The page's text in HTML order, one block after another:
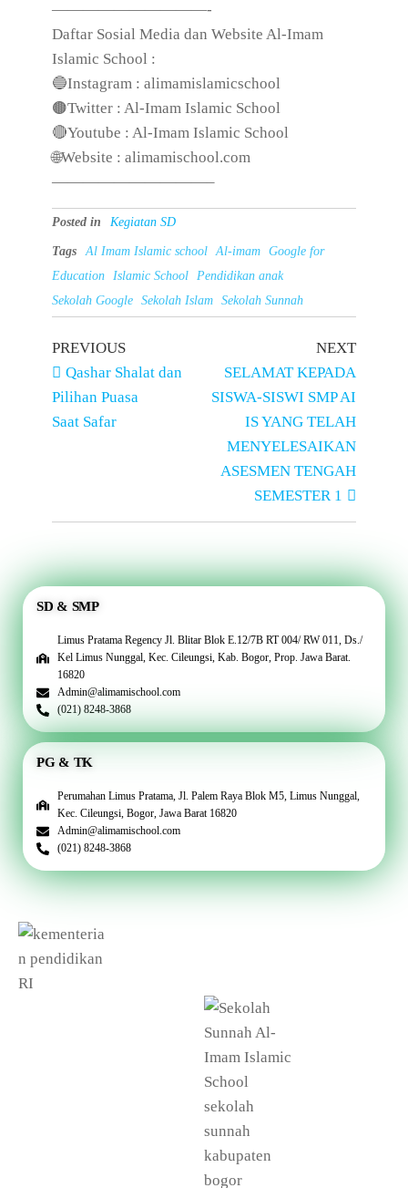
——————————-
Daftar Sosial Media dan Website Al-Imam
Islamic School :
🔵Instagram : alimamislamicschool
🟤Twitter : Al-Imam Islamic School
🔴Youtube : Al-Imam Islamic School
🌐Website : alimamischool.com
——————————–
Posted in Kegiatan SD
Tags Al Imam Islamic school Al-imam
Google for
Education
Islamic School
Pendidikan anak
Sekolah Google
Sekolah Islam Sekolah Sunnah
PREVIOUS
Qashar Shalat dan
Pilihan Puasa
Saat Safar
NEXT
SELAMAT KEPADA
SISWA-SISWI SMP AI
IS YANG TELAH
MENYELESAIKAN
ASESMEN TENGAH
SEMESTER 1
SD & SMP
Limus Pratama Regency Jl. Blitar Blok E.12/7B RT 004/ RW 011, Ds./
Kel Limus Nunggal, Kec. Cileungsi, Kab. Bogor, Prop. Jawa Barat.
16820
Admin@alimamischool.com
(021) 8248-3868
PG & TK
Perumahan Limus Pratama, Jl. Palem Raya Blok M5, Limus Nunggal,
Kec. Cileungsi, Bogor, Jawa Barat 16820
Admin@alimamischool.com
(021) 8248-3868